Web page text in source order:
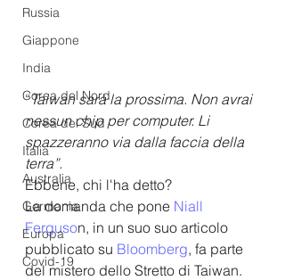
Russia
Giappone
India
Corea del Nord
Corea del Sud
Italia
Australia
Germania
Europa
Covid-19
“Taiwan sarà la prossima. Non avrai
nessun chip per computer. Li
spazzeranno via dalla faccia della
terra”.
Ebbene, chi l'ha detto?
La domanda che pone Niall
Ferguson, in un suo suo articolo
pubblicato su Bloomberg, fa parte
del mistero dello Stretto di Taiwan.